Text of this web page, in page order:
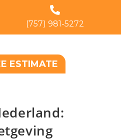
(757) 981-5272
ESTIMATE